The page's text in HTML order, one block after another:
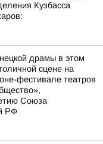
Кузбасса
драмы в этом
сцене на
фестивале театров
Союза
РФ